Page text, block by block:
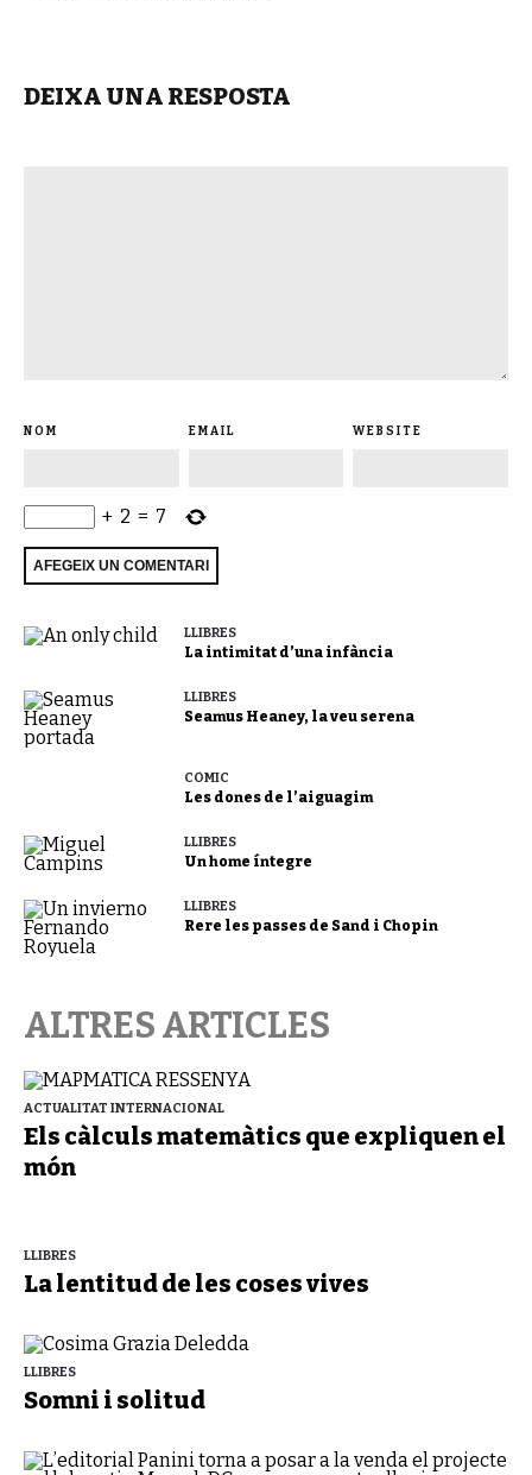
DEIXA UNA RESPOSTA
NOM EMAIL WEBSITE
+ 2 = 7
LLIBRES
La intimitat d’una infància
LLIBRES
Seamus Heaney, la veu serena
CÒMIC
Les dones de l’aiguagim
LLIBRES
Un home íntegre
LLIBRES
Rere les passes de Sand i Chopin
ALTRES ARTICLES
ACTUALITAT INTERNACIONAL
Els càlculs matemàtics que expliquen el
món
LLIBRES
La lentitud de les coses vives
LLIBRES
Somni i solitud